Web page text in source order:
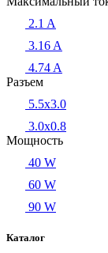
2.1 A
3.16 A
4.74 A
Разъем
5.5x3.0
3.0x0.8
Мощность
40 W
60 W
90 W
Каталог